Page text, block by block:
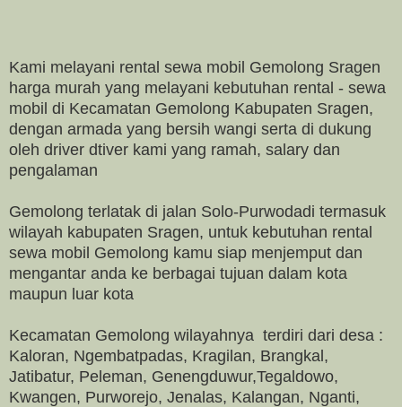
Kami melayani rental sewa mobil Gemolong Sragen
harga murah yang melayani kebutuhan rental - sewa
mobil di Kecamatan Gemolong Kabupaten Sragen,
dengan armada yang bersih wangi serta di dukung
oleh driver dtiver kami yang ramah, salary dan
pengalaman
Gemolong terlatak di jalan Solo-Purwodadi termasuk
wilayah kabupaten Sragen, untuk kebutuhan rental
sewa mobil Gemolong kamu siap menjemput dan
mengantar anda ke berbagai tujuan dalam kota
maupun luar kota
Kecamatan Gemolong wilayahnya terdiri dari desa :
Kaloran, Ngembatpadas, Kragilan, Brangkal,
Jatibatur, Peleman, Genengduwur,Tegaldowo,
Kwangen, Purworejo, Jenalas, Kalangan, Nganti,